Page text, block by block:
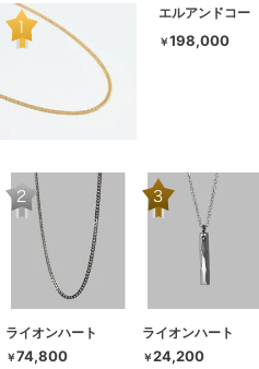
エルアンドコー
￥198,000
ライオンハート
￥74,800
ライオンハート
￥24,200